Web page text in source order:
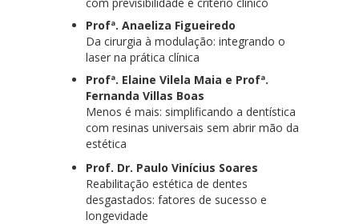
Profª. Anaeliza Figueiredo
Da cirurgia à modulação: integrando o
laser na prática clínica
Profª. Elaine Vilela Maia e Profª.
Fernanda Villas Boas
Menos é mais: simplificando a dentística
com resinas universais sem abrir mão da
estética
Prof. Dr. Paulo Vinícius Soares
Reabilitação estética de dentes
desgastados: fatores de sucesso e
longevidade